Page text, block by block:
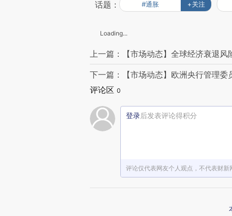
话题： #通胀 +关注
Loading...
上一篇：【市场动态】全球经济衰退
下一篇：【市场动态】欧洲央行管理委
评论区 0
登录后发表评论得积分
评论仅代表网友个人观点，不代表财新